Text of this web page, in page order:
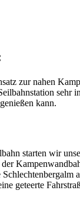
zur nahen
kann.
starten wir
geteerte